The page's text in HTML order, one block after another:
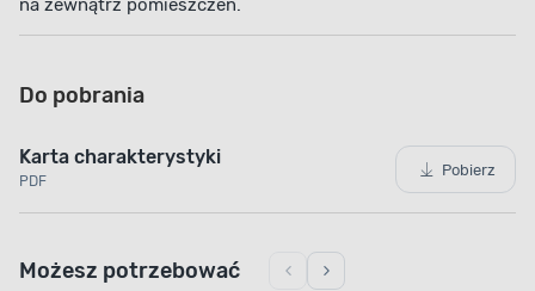
na zewnątrz pomieszczeń.
Do pobrania
Karta charakterystyki
PDF
Pobierz
Możesz potrzebować